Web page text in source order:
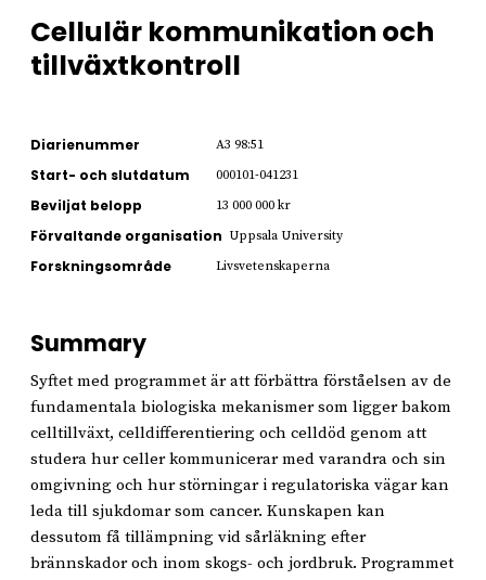
Cellulär kommunikation och
tillväxtkontroll
Diarienummer A3 98:51
Start- och slutdatum 000101-041231
Beviljat belopp 13 000 000 kr
Förvaltande organisation Uppsala University
Forskningsområde Livsvetenskaperna
Summary
Syftet med programmet är att förbättra förståelsen av de
fundamentala biologiska mekanismer som ligger bakom
celltillväxt, celldifferentiering och celldöd genom att
studera hur celler kommunicerar med varandra och sin
omgivning och hur störningar i regulatoriska vägar kan
leda till sjukdomar som cancer. Kunskapen kan
dessutom få tillämpning vid sårläkning efter
brännskador och inom skogs- och jordbruk. Programmet